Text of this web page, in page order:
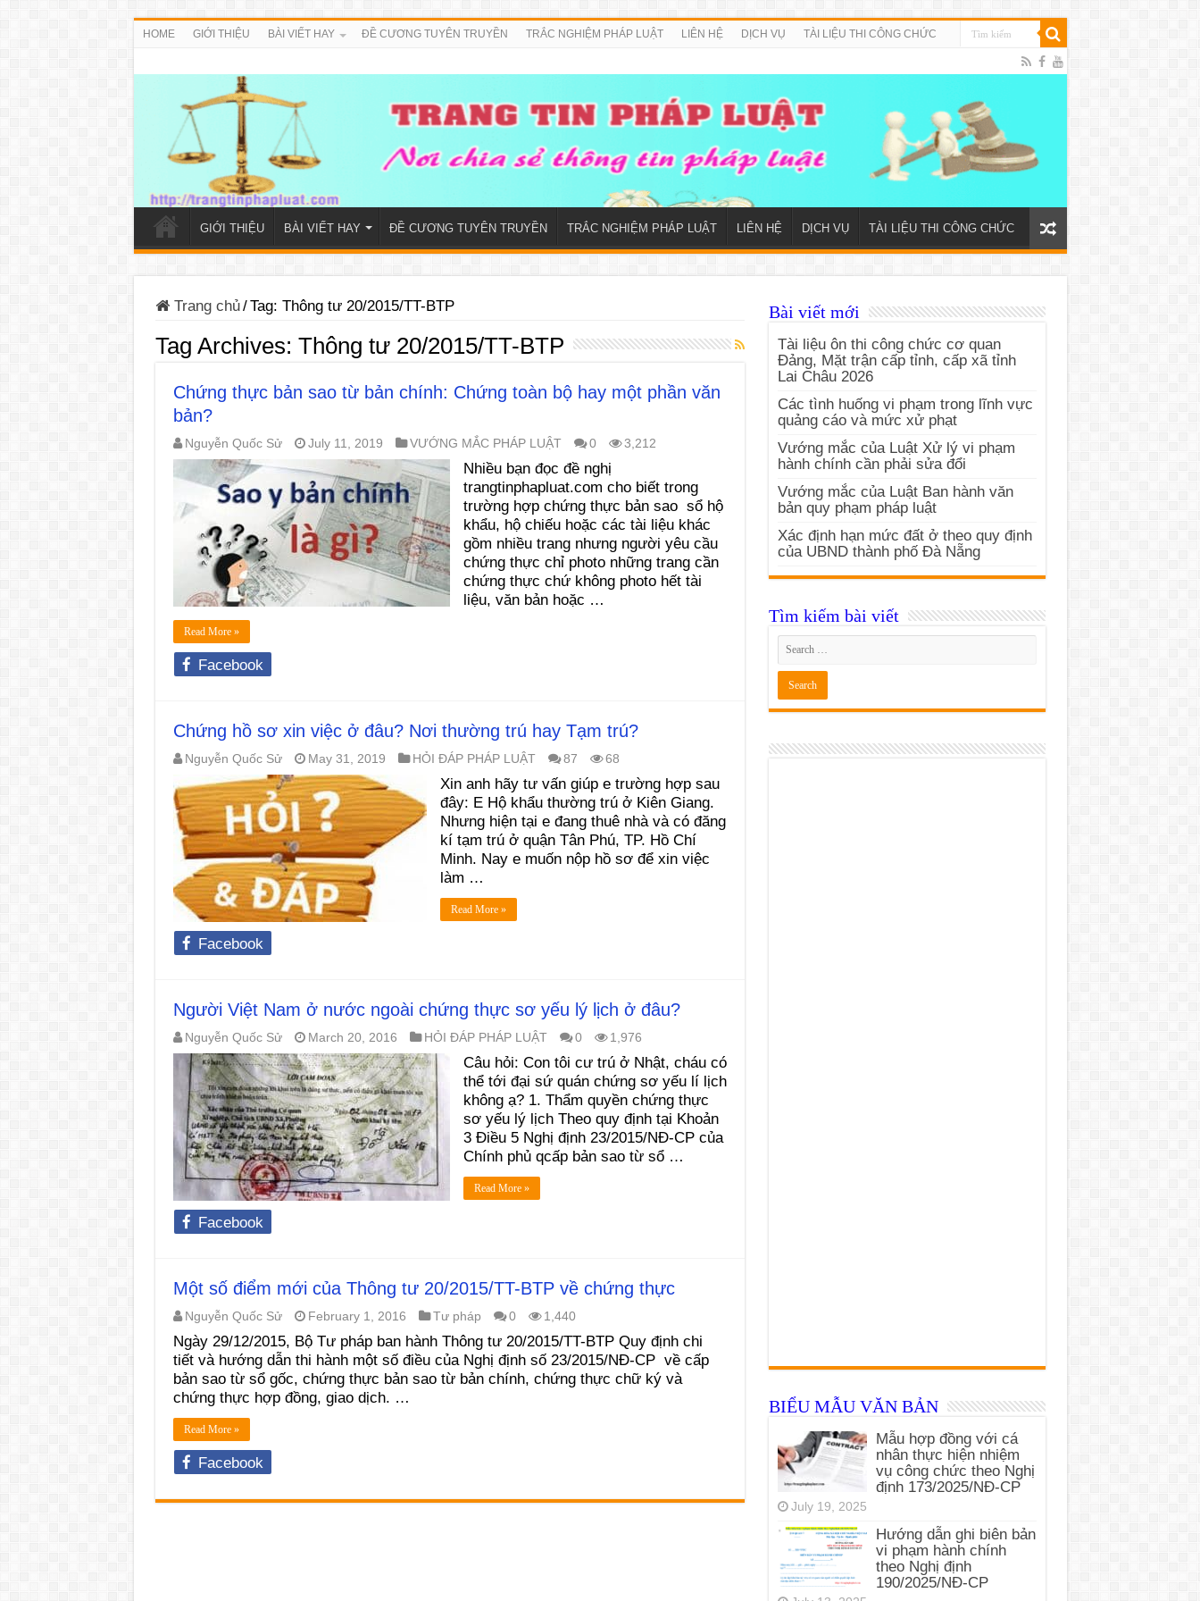
HOME GIỚI THIỆU BÀI VIẾT HAY ĐỀ CƯƠNG TUYÊN TRUYỀN TRẮC NGHIỆM PHÁP LUẬT LIÊN HỆ DỊCH VỤ TÀI LIỆU THI CÔNG CHỨC
GIỚI THIỆU BÀI VIẾT HAY ĐỀ CƯƠNG TUYÊN TRUYỀN TRẮC NGHIỆM PHÁP LUẬT LIÊN HỆ DỊCH VỤ TÀI LIỆU THI CÔNG CHỨC
Trang chủ/Tag: Thông tư 20/2015/TT-BTP
Tag Archives: Thông tư 20/2015/TT-BTP
Chứng thực bản sao từ bản chính: Chứng toàn bộ hay một phần văn
bản?
Nguyễn Quốc Sử July 11, 2019 VƯỚNG MẮC PHÁP LUẬT 0 3,212
Nhiều bạn đọc đề nghị
trangtinphapluat.com cho biết trong
trường hợp chứng thực bản sao sổ hộ
khẩu, hộ chiếu hoặc các tài liệu khác
gồm nhiều trang nhưng người yêu cầu
chứng thực chỉ photo những trang cần
chứng thực chứ không photo hết tài
liệu, văn bản hoặc …
Read More »
Facebook
Chứng hồ sơ xin việc ở đâu? Nơi thường trú hay Tạm trú?
Nguyễn Quốc Sử May 31, 2019 HỎI ĐÁP PHÁP LUẬT 87 68
Xin anh hãy tư vấn giúp e trường hợp sau
đây: E Hộ khẩu thường trú ở Kiên Giang.
Nhưng hiện tại e đang thuê nhà và có đăng
kí tạm trú ở quận Tân Phú, TP. Hồ Chí
Minh. Nay e muốn nộp hồ sơ để xin việc
làm …
Read More »
Facebook
Người Việt Nam ở nước ngoài chứng thực sơ yếu lý lịch ở đâu?
Nguyễn Quốc Sử March 20, 2016 HỎI ĐÁP PHÁP LUẬT 0 1,976
Câu hỏi: Con tôi cư trú ở Nhật, cháu có
thể tới đại sứ quán chứng sơ yếu lí lịch
không ạ? 1. Thẩm quyền chứng thực
sơ yếu lý lịch Theo quy định tại Khoản
3 Điều 5 Nghị định 23/2015/NĐ-CP của
Chính phủ qcấp bản sao từ sổ …
Read More »
Facebook
Một số điểm mới của Thông tư 20/2015/TT-BTP về chứng thực
Nguyễn Quốc Sử February 1, 2016 Tư pháp 0 1,440
Ngày 29/12/2015, Bộ Tư pháp ban hành Thông tư 20/2015/TT-BTP Quy định chi
tiết và hướng dẫn thi hành một số điều của Nghị định số 23/2015/NĐ-CP về cấp
bản sao từ sổ gốc, chứng thực bản sao từ bản chính, chứng thực chữ ký và
chứng thực hợp đồng, giao dịch. …
Read More »
Facebook
Bài viết mới
Tài liệu ôn thi công chức cơ quan
Đảng, Mặt trận cấp tỉnh, cấp xã tỉnh
Lai Châu 2026
Các tình huống vi phạm trong lĩnh vực
quảng cáo và mức xử phạt
Vướng mắc của Luật Xử lý vi phạm
hành chính cần phải sửa đổi
Vướng mắc của Luật Ban hành văn
bản quy phạm pháp luật
Xác định hạn mức đất ở theo quy định
của UBND thành phố Đà Nẵng
Tìm kiếm bài viết
BIỂU MẪU VĂN BẢN
Mẫu hợp đồng với cá
nhân thực hiện nhiệm
vụ công chức theo Nghị
định 173/2025/NĐ-CP
July 19, 2025
Hướng dẫn ghi biên bản
vi phạm hành chính
theo Nghị định
190/2025/NĐ-CP